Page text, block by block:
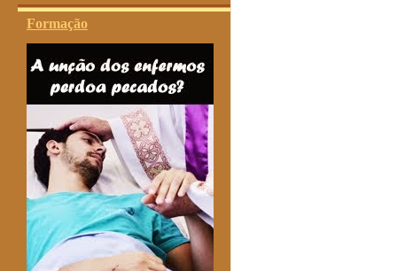
Formação